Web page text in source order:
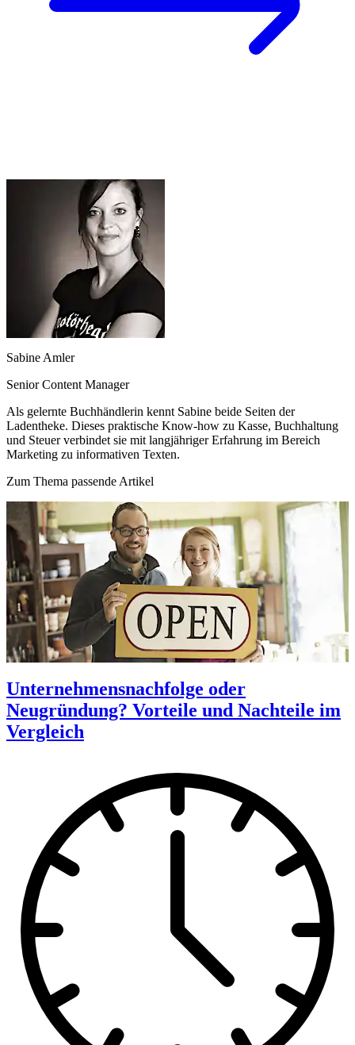
Sabine Amler
Senior Content Manager
Als gelernte Buchhändlerin kennt Sabine beide Seiten der
Ladentheke. Dieses praktische Know-how zu Kasse, Buchhaltung
und Steuer verbindet sie mit langjähriger Erfahrung im Bereich
Marketing zu informativen Texten.
Zum Thema passende Artikel
Unternehmensnachfolge oder
Neugründung? Vorteile und Nachteile im
Vergleich